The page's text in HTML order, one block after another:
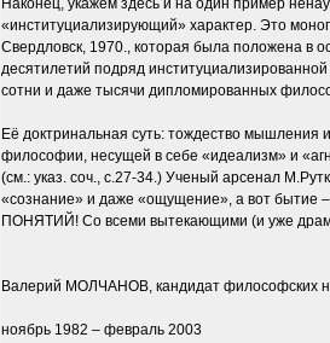
Наконец, укажем здесь и на один пример
«институциализирующий» характер. Это
Свердловск, 1970., которая была положена в
десятилетий подряд
сотни и даже тысячи дипломированных
Её доктринальная суть: тождество мышления
философии, несущей в себе «идеализм» и
(см.: указ. соч., с.27-34.) Ученый арсенал
«сознание» и даже «ощущение», а вот бытие
ПОНЯТИЙ! Со всеми вытекающими (и уже
Валерий МОЛЧАНОВ, кандидат философских
ноябрь 1982 – февраль 2003